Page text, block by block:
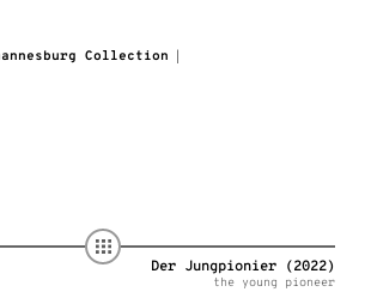
Collection
Der Jungpionier (2022)
the young pioneer